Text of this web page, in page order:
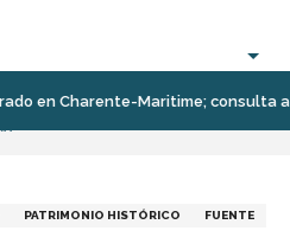
en Charente-Maritime; consulta
LugaresMuseos
PATRIMONIO HISTÓRICO FUENTE